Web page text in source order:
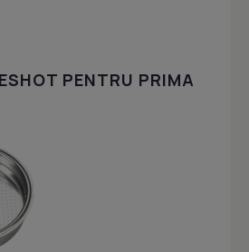
PENTRU PRIMA